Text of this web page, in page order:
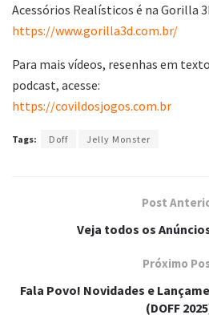
Acessórios Realísticos é na Gorilla
https://www.gorilla3d.com.br/
Para mais vídeos, resenhas em
podcast, acesse:
https://covildosjogos.com.br
Tags: Doff Jelly Monster
Post
Veja todos os
Próximo
Fala Povo! Novidades e
(DOFF